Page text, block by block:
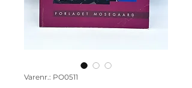
Varenr.: PO0511